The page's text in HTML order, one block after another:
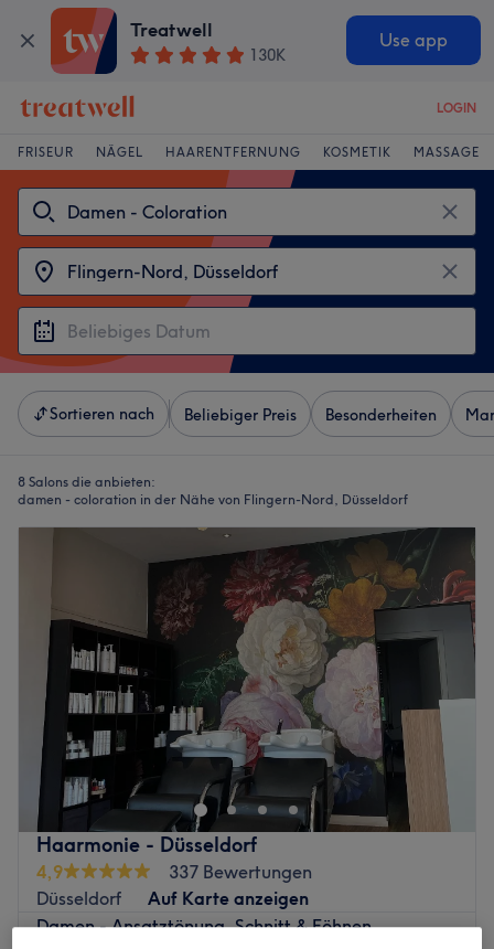
Treatwell
130K
Use app
LOGIN
FRISEUR NÄGEL HAARENTFERNUNG KOSMETIK MASSAGE
Sortieren nach Beliebiger Preis Besonderheiten
8 Salons die anbieten:
damen - coloration in der Nähe von Flingern-Nord, Düsseldorf
Haarmonie - Düsseldorf
4,9
337 Bewertungen
Düsseldorf
Auf Karte anzeigen
Damen - Ansatztönung, Schnitt & Föhnen